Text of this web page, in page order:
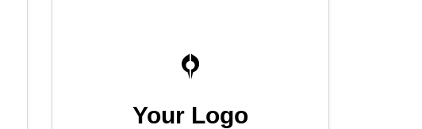
Your Logo